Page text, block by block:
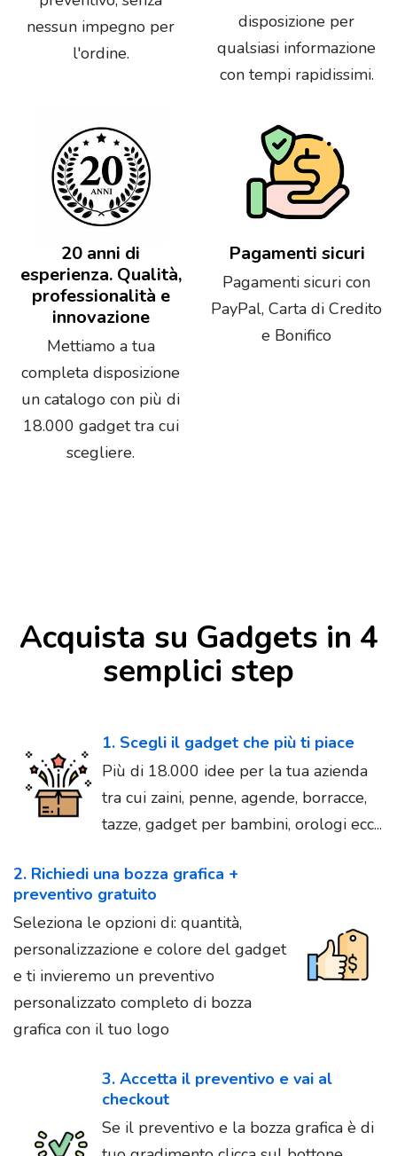
nessun impegno per
l'ordine.
disposizione per
qualsiasi informazione
con tempi rapidissimi.
20 anni di
esperienza. Qualità,
professionalità e
innovazione
Mettiamo a tua
completa disposizione
un catalogo con più di
18.000 gadget tra cui
scegliere.
Pagamenti sicuri
Pagamenti sicuri con
PayPal, Carta di Credito
e Bonifico
Acquista su Gadgets in 4
semplici step
1. Scegli il gadget che più ti piace
Più di 18.000 idee per la tua azienda
tra cui zaini, penne, agende, borracce,
tazze, gadget per bambini, orologi ecc...
2. Richiedi una bozza grafica +
preventivo gratuito
Seleziona le opzioni di: quantità,
personalizzazione e colore del gadget
e ti invieremo un preventivo
personalizzato completo di bozza
grafica con il tuo logo
3. Accetta il preventivo e vai al
checkout
Se il preventivo e la bozza grafica è di